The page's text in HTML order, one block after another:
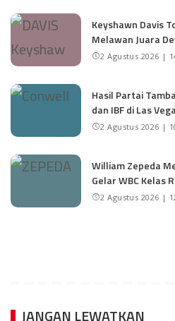
Keyshawn Davis
Melawan Juara
2 Agustus 2026 |
Hasil Partai
dan IBF di Las
2 Agustus 2026 |
William Zepeda
Gelar WBC Kelas
2 Agustus 2026 |
JANGAN LEWATKAN